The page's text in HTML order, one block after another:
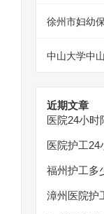
徐州市妇幼
中山大学中
近期文章
医院24小时
医院护工24
福州护工多
漳州医院护